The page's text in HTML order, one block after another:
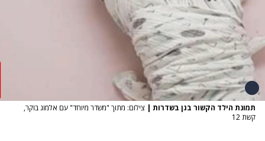
תמונת הילד הקשור בגן בשדרות | צילום: מתוך "משדר מיוחד" עם אלמוג בוקר,
קשת 12